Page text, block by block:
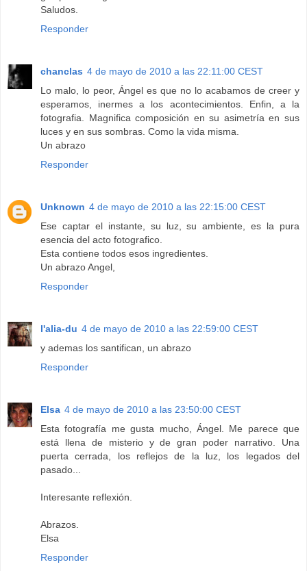
Saludos.
Responder
chanclas 4 de mayo de 2010 a las 22:11:00 CEST
Lo malo, lo peor, Ángel es que no lo acabamos de creer y
esperamos, inermes a los acontecimientos. Enfin, a la
fotografia. Magnifica composición en su asimetría en sus
luces y en sus sombras. Como la vida misma.
Un abrazo
Responder
Unknown 4 de mayo de 2010 a las 22:15:00 CEST
Ese captar el instante, su luz, su ambiente, es la pura
esencia del acto fotografico.
Esta contiene todos esos ingredientes.
Un abrazo Angel,
Responder
l'alia-du 4 de mayo de 2010 a las 22:59:00 CEST
y ademas los santifican, un abrazo
Responder
Elsa 4 de mayo de 2010 a las 23:50:00 CEST
Esta fotografía me gusta mucho, Ángel. Me parece que
está llena de misterio y de gran poder narrativo. Una
puerta cerrada, los reflejos de la luz, los legados del
pasado...
Interesante reflexión.
Abrazos.
Elsa
Responder